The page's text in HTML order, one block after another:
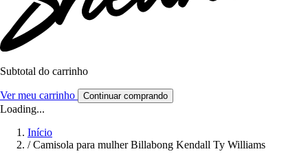
Subtotal do carrinho
Ver meu carrinho Continuar comprando
Loading...
Início
/ Camisola para mulher Billabong Kendall Ty Williams